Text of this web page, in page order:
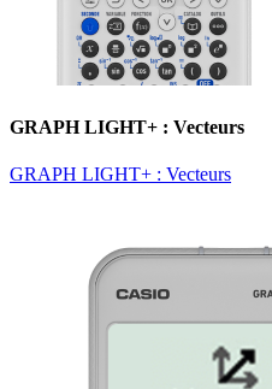
GRAPH LIGHT+ : Vecteurs
GRAPH LIGHT+ : Vecteurs